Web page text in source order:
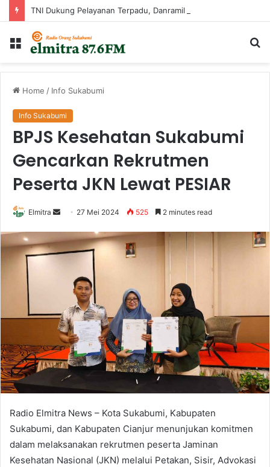
Menu
Home / Info Sukabumi
Info Sukabumi
BPJS Kesehatan Sukabumi
Gencarkan Rekrutmen
Peserta JKN Lewat PESIAR
Elmitra
Send
email
27 Mei 2024 525 2 minutes read
Radio Elmitra News – Kota Sukabumi, Kabupaten
Sukabumi, dan Kabupaten Cianjur menunjukan komitmen
dalam melaksanakan rekrutmen peserta Jaminan
Kesehatan Nasional (JKN) melalui Petakan, Sisir, Advokasi